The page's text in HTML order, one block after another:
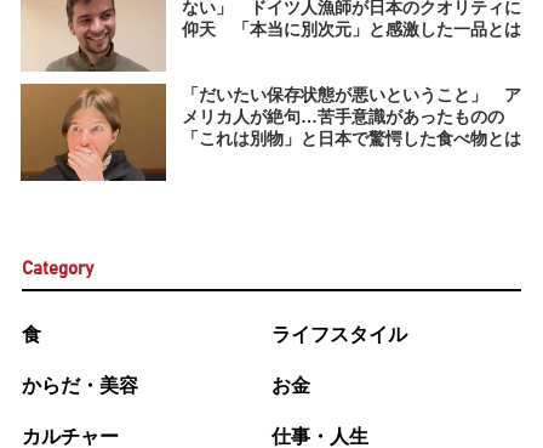
ない」 ドイツ人漁師が日本のクオリティに
仰天 「本当に別次元」と感激した一品とは
「だいたい保存状態が悪いということ」 ア
メリカ人が絶句…苦手意識があったものの
「これは別物」と日本で驚愕した食べ物とは
Category
食 ライフスタイル
からだ・美容 お金
カルチャー 仕事・人生